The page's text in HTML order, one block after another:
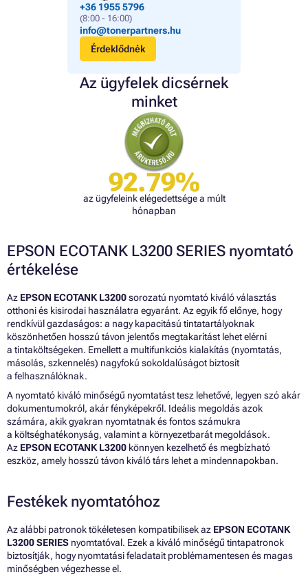
+36 1955 5796
(8:00 - 16:00)
info@tonerpartners.hu
Érdeklődnék
Az ügyfelek dicsérnek
minket
92.79%
az ügyfeleink elégedettsége a múlt
hónapban
EPSON ECOTANK L3200 SERIES nyomtató
értékelése
Az EPSON ECOTANK L3200sorozatú nyomtató kiváló választás
otthoni és kisirodai használatra egyaránt. Az egyik fő előnye, hogy
rendkívül gazdaságos: a nagy kapacitású tintatartályoknak
köszönhetően hosszú távon jelentős megtakarítást lehet elérni
a tintaköltségeken. Emellett a multifunkciós kialakítás (nyomtatás,
másolás, szkennelés) nagyfokú sokoldalúságot biztosít
a felhasználóknak.
A nyomtató kiváló minőségű nyomtatást tesz lehetővé, legyen szó akár
dokumentumokról, akár fényképekről. Ideális megoldás azok
számára, akik gyakran nyomtatnak és fontos számukra
a költséghatékonyság, valamint a környezetbarát megoldások.
Az EPSON ECOTANK L3200 könnyen kezelhető és megbízható
eszköz, amely hosszú távon kiváló társ lehet a mindennapokban.
Festékek nyomtatóhoz
Az alábbi patronok tökéletesen kompatibilisek az EPSON ECOTANK
L3200 SERIES nyomtatóval. Ezek a kiváló minőségű tintapatronok
biztosítják, hogy nyomtatási feladatait problémamentesen és magas
minőségben végezhesse el.